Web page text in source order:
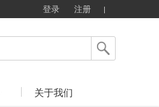
登录 注册
关于我们